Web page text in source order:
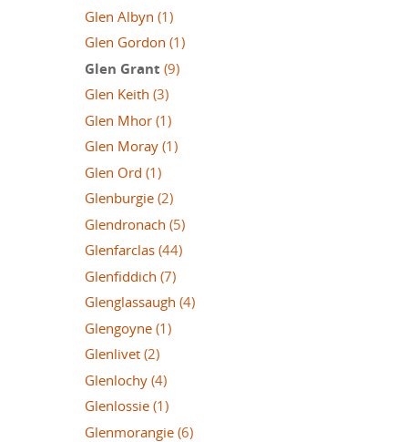
Glen Albyn (1)
Glen Gordon (1)
Glen Grant (9)
Glen Keith (3)
Glen Mhor (1)
Glen Moray (1)
Glen Ord (1)
Glenburgie (2)
Glendronach (5)
Glenfarclas (44)
Glenfiddich (7)
Glenglassaugh (4)
Glengoyne (1)
Glenlivet (2)
Glenlochy (4)
Glenlossie (1)
Glenmorangie (6)